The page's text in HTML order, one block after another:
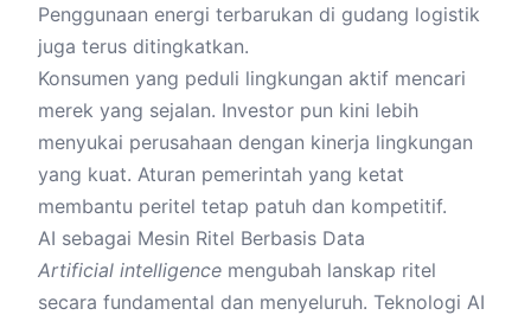
Penggunaan energi terbarukan di gudang logistik
juga terus ditingkatkan.
Konsumen yang peduli lingkungan aktif mencari
merek yang sejalan. Investor pun kini lebih
menyukai perusahaan dengan kinerja lingkungan
yang kuat. Aturan pemerintah yang ketat
membantu peritel tetap patuh dan kompetitif.
AI sebagai Mesin Ritel Berbasis Data
Artificial intelligence mengubah lanskap ritel
secara fundamental dan menyeluruh. Teknologi AI